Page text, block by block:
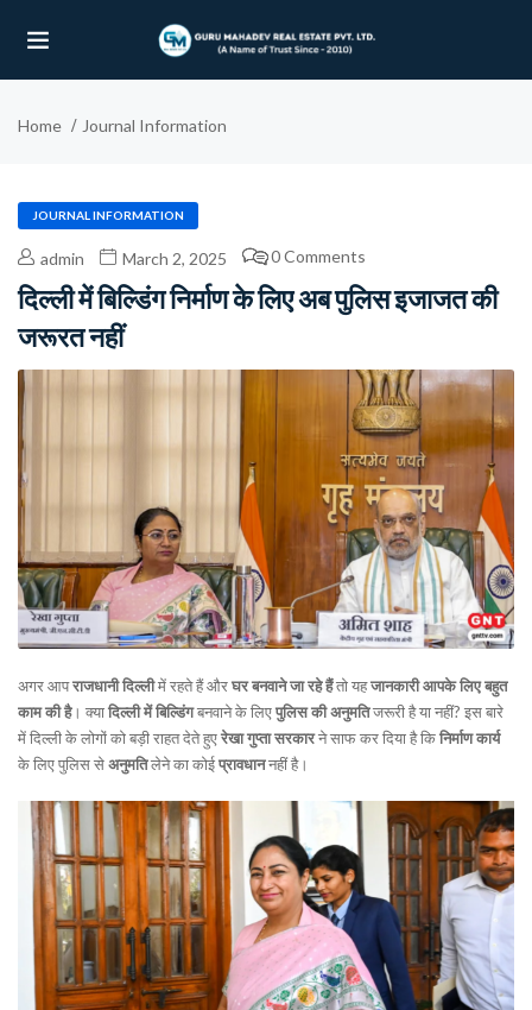
(OUR PROJECTS)
Home Journal Information
JOURNAL INFORMATION
admin March 2, 2025 0 Comments
दिल्ली में बिल्डिंग निर्माण के लिए अब पुलिस इजाजत की
जरूरत नहीं
अगर आपराजधानी दिल्लीमें रहते हैं औरघर बनवाने जा रहे हैंतो यहजानकारी आपके लिए बहुत
काम की है। क्यादिल्ली में बिल्डिंगबनवाने के लिएपुलिस की अनुमतिजरूरी है या नहीं? इस बारे
में दिल्ली के लोगों को बड़ी राहत देते हुएरेखा गुप्ता सरकारने साफ कर दिया है किनिर्माण कार्य
के लिए पुलिस सेअनुमतिलेने का कोईप्रावधाननहीं है।